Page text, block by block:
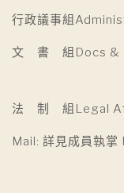
行政議事組
文 書 組Docs &
法 制 組Legal
Mail: 詳見成員執